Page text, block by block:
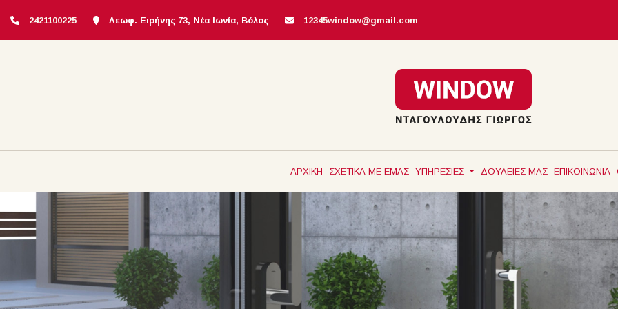
2421100225 Λεωφ. Ειρήνης 73, Νέα Ιωνία, Βόλος 12345window@gmail.com
ΑΡΧΙΚΗ ΣΧΕΤΙΚΑ ΜΕ ΕΜΑΣ ΥΠΗΡΕΣΙΕΣ ΔΟΥΛΕΙΕΣ ΜΑΣ ΕΠΙΚΟΙΝΩΝΙΑ